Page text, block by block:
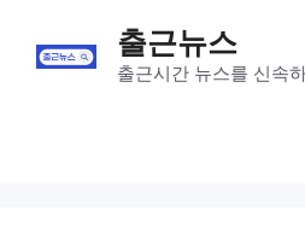
content
출근뉴스
출근시간 뉴스를 신속